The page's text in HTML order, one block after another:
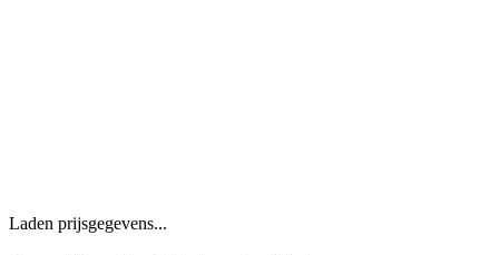
Laden prijsgegevens...